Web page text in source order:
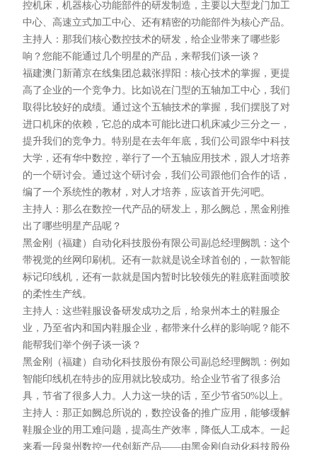
控机床，机器核心功能部件的研发制造，主要以大型龙门加工
中心、高速立式加工中心、还有精密的功能部件为核心产品。
主持人：那我们核心数控技术的研发，给企业带来了哪些影
响？您能不能通过几个明星的产品，来帮我们谈一谈？
福建澳门新莆京在线集团总裁张捍阳：核心技术的掌握，更提
高了企业的一个竞争力。比如说在门型的五轴加工中心，我们
取得比较好的成绩。通过这个五轴技术的掌握，我们摆脱了对
进口机床的依赖，它总的成本可能比进口机床减少三分之一，
提升我们的竞争力。特别是在去年年底，我们公司跟华中科技
大学，还有华中数控，举行了一个五轴应用技术，跟人才培养
的一个研讨会。通过这个研讨会，我们公司跟他们合作的话，
编了一个系统性的教材，对人才培养，应该首开先河吧。
主持人：那么在数控一代产品的研发上，那么阙总，黑金刚推
出了哪些明星产品呢？
黑金刚（福建）自动化科技股份有限公司副总经理阙凯：这个
带视觉的丝网印刷机。还有一款就是说全球首创的，一款智能
标记印线机，还有一款就是国内暂时比较领先的鞋底鞋面喷胶
的柔性生产线。
主持人：这些鞋服设备研发成功之后，给泉州本土的鞋服企
业，乃至省内和国内鞋服企业，都带来什么样的影响呢？能不
能帮我们举个例子谈一谈？
黑金刚（福建）自动化科技股份有限公司副总经理阙凯：例如
智能印线机在特步的应用就比较成功。给企业节省了很多治
具，节省了很多人力。人力这一块的话，至少节省50%以上。
主持人：那正如阙总所说的，数控设备的推广应用，能够缓解
鞋服企业的用工难问题，提高生产效率，降低人工成本。一起
来看一段泉州数控一代创新产品——由黑金刚自动化科技股份